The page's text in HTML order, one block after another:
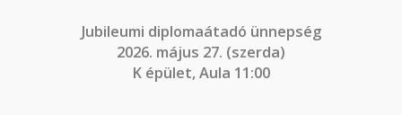
Jubileumi diplomaátadó ünnepség
2026. május 27. (szerda)
K épület, Aula 11:00